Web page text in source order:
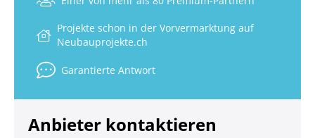
können.
Alle Infos finden Sie auf unserer Projektseite unter:
www.waltpark.ch
Wir freuen uns auf Ihre Kontaktaufnahme.
Projekte schon in der Vorvermarktung auf
Neubauprojekte.ch
Garantierte Antwort
Anbieter kontaktieren